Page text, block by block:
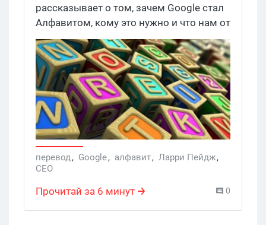
рассказывает о том, зачем Google стал
Алфавитом, кому это нужно и что нам от
этого будет.
перевод, Google, алфавит, Ларри Пейдж,
СЕО
Прочитай за 6 минут 0